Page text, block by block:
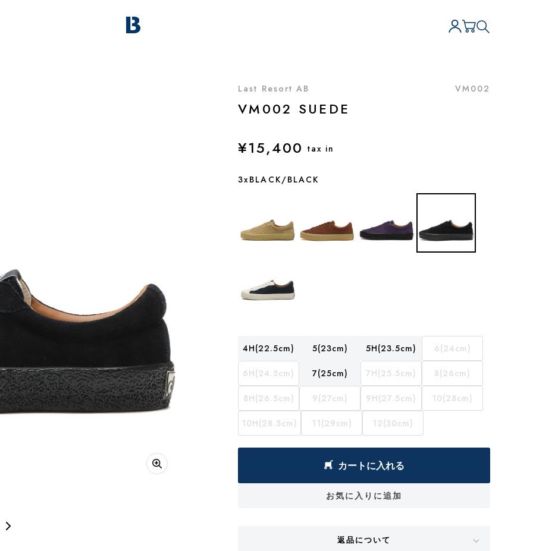
Last Resort AB VM002
VM002 SUEDE
¥15,400 tax in
3xBLACK/BLACK
4H(22.5cm) 5(23cm) 5H(23.5cm) 6(24cm)
6H(24.5cm) 7(25cm) 7H(25.5cm) 8(26cm)
8H(26.5cm) 9(27cm) 9H(27.5cm) 10(28cm)
10H(28.5cm) 11(29cm) 12(30cm)
カートに入れる
お気に入りに追加
返品について